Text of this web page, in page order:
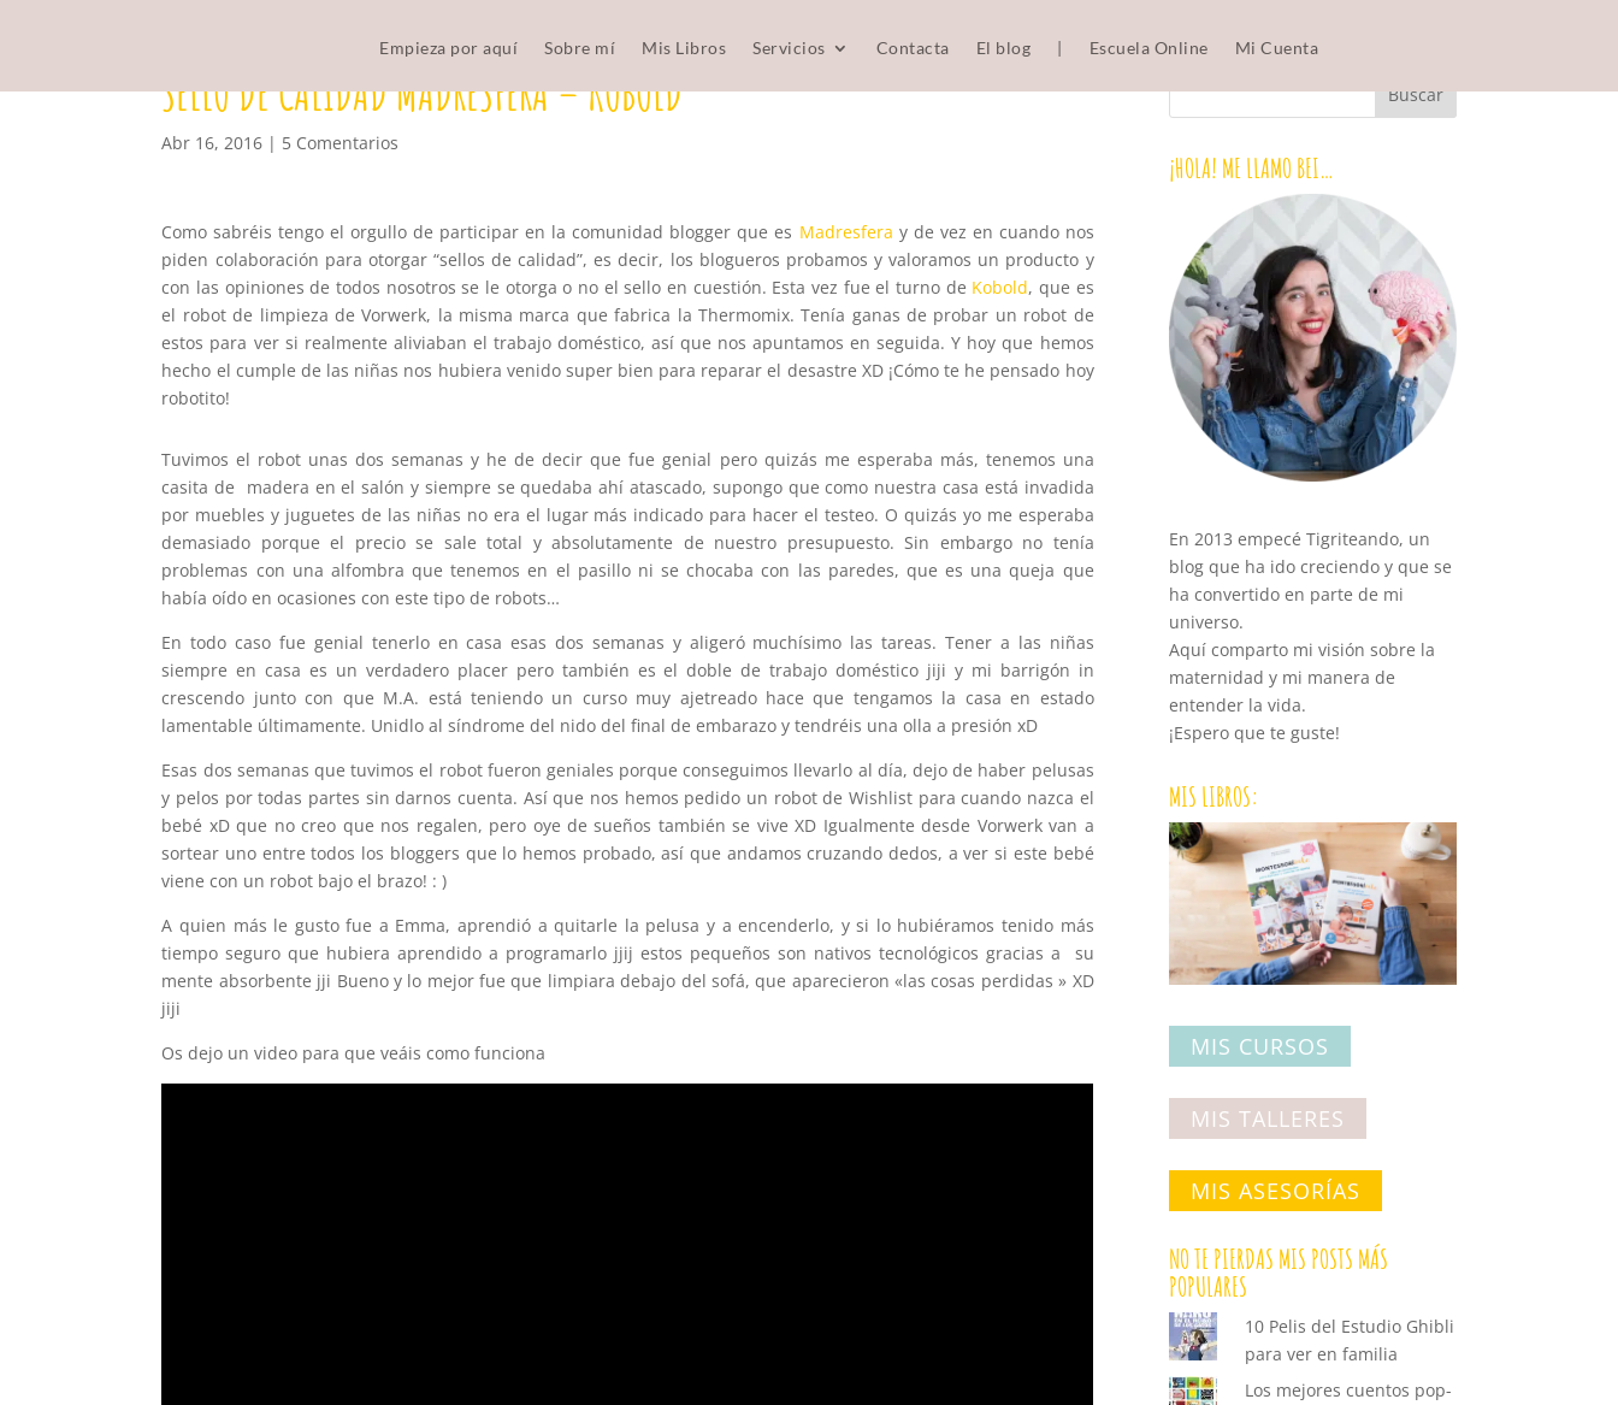
Empieza por aquí Sobre mí Mis Libros Servicios Contacta El blog | Escuela Online Mi Cuenta
SELLO DE CALIDAD MADRESFERA – KOBOLD
Abr 16, 2016 | 5 Comentarios
Como sabréis tengo el orgullo de participar en la comunidad blogger que es Madresfera y de vez en cuando nos
piden colaboración para otorgar “sellos de calidad”, es decir, los blogueros probamos y valoramos un producto y
con las opiniones de todos nosotros se le otorga o no el sello en cuestión. Esta vez fue el turno de Kobold, que es
el robot de limpieza de Vorwerk, la misma marca que fabrica la Thermomix. Tenía ganas de probar un robot de
estos para ver si realmente aliviaban el trabajo doméstico, así que nos apuntamos en seguida. Y hoy que hemos
hecho el cumple de las niñas nos hubiera venido super bien para reparar el desastre XD ¡Cómo te he pensado hoy
robotito!
Tuvimos el robot unas dos semanas y he de decir que fue genial pero quizás me esperaba más, tenemos una
casita de madera en el salón y siempre se quedaba ahí atascado, supongo que como nuestra casa está invadida
por muebles y juguetes de las niñas no era el lugar más indicado para hacer el testeo. O quizás yo me esperaba
demasiado porque el precio se sale total y absolutamente de nuestro presupuesto. Sin embargo no tenía
problemas con una alfombra que tenemos en el pasillo ni se chocaba con las paredes, que es una queja que
había oído en ocasiones con este tipo de robots…
En todo caso fue genial tenerlo en casa esas dos semanas y aligeró muchísimo las tareas. Tener a las niñas
siempre en casa es un verdadero placer pero también es el doble de trabajo doméstico jiji y mi barrigón in
crescendo junto con que M.A. está teniendo un curso muy ajetreado hace que tengamos la casa en estado
lamentable últimamente. Unidlo al síndrome del nido del final de embarazo y tendréis una olla a presión xD
Esas dos semanas que tuvimos el robot fueron geniales porque conseguimos llevarlo al día, dejo de haber pelusas
y pelos por todas partes sin darnos cuenta. Así que nos hemos pedido un robot de Wishlist para cuando nazca el
bebé xD que no creo que nos regalen, pero oye de sueños también se vive XD Igualmente desde Vorwerk van a
sortear uno entre todos los bloggers que lo hemos probado, así que andamos cruzando dedos, a ver si este bebé
viene con un robot bajo el brazo! : )
A quien más le gusto fue a Emma, aprendió a quitarle la pelusa y a encenderlo, y si lo hubiéramos tenido más
tiempo seguro que hubiera aprendido a programarlo jjij estos pequeños son nativos tecnológicos gracias a su
mente absorbente jji Bueno y lo mejor fue que limpiara debajo del sofá, que aparecieron «las cosas perdidas » XD
jiji
Os dejo un video para que veáis como funciona
¡HOLA! ME LLAMO BEI…
En 2013 empecé Tigriteando, un
blog que ha ido creciendo y que se
ha convertido en parte de mi
universo.
Aquí comparto mi visión sobre la
maternidad y mi manera de
entender la vida.
¡Espero que te guste!
MIS LIBROS:
MIS CURSOS
MIS TALLERES
MIS ASESORÍAS
NO TE PIERDAS MIS POSTS MÁS
POPULARES
10 Pelis del Estudio Ghibli
para ver en familia
Los mejores cuentos pop-